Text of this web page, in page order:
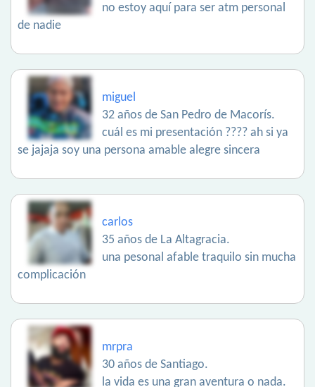
no estoy aquí para ser atm personal
de nadie
miguel
32 años de San Pedro de Macorís.
cuál es mi presentación ???? ah si ya
se jajaja soy una persona amable alegre sincera
carlos
35 años de La Altagracia.
una pesonal afable traquilo sin mucha
complicación
mrpra
30 años de Santiago.
la vida es una gran aventura o nada.